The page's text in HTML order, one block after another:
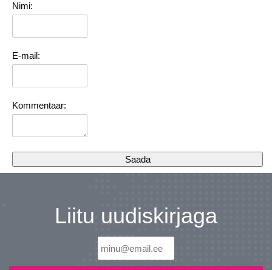
Nimi:
E-mail:
Kommentaar:
Liitu uudiskirjaga